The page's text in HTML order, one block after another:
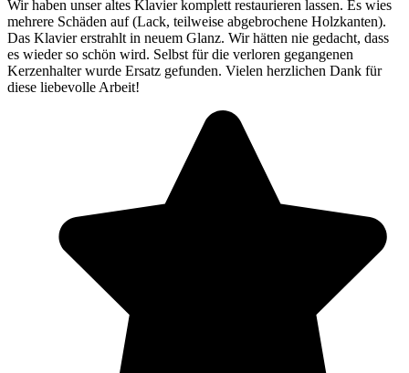
Wir haben unser altes Klavier komplett restaurieren lassen. Es wies
mehrere Schäden auf (Lack, teilweise abgebrochene Holzkanten).
Das Klavier erstrahlt in neuem Glanz. Wir hätten nie gedacht, dass
es wieder so schön wird. Selbst für die verloren gegangenen
Kerzenhalter wurde Ersatz gefunden. Vielen herzlichen Dank für
diese liebevolle Arbeit!